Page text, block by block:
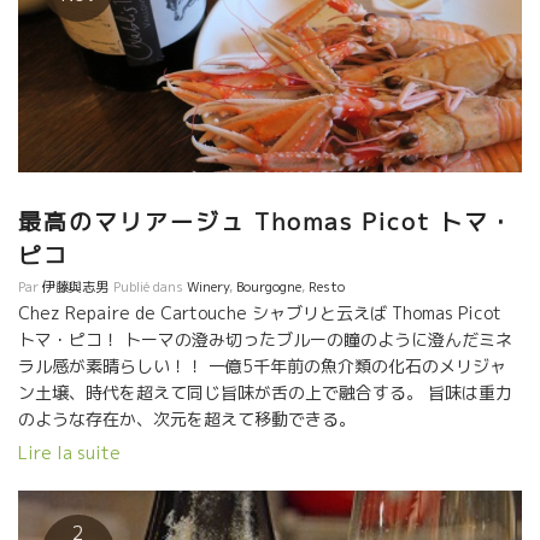
最高のマリアージュ Thomas Picot トマ・
ピコ
Par伊藤與志男 Publié dans Winery, Bourgogne, Resto
Chez Repaire de Cartouche シャブリと云えば Thomas Picot
トマ・ピコ！ トーマの澄み切ったブルーの瞳のように澄んだミネ
ラル感が素晴らしい！！ 一億5千年前の魚介類の化石のメリジャ
ン土壌、時代を超えて同じ旨味が舌の上で融合する。 旨味は重力
のような存在か、次元を超えて移動できる。
Lire la suite
2